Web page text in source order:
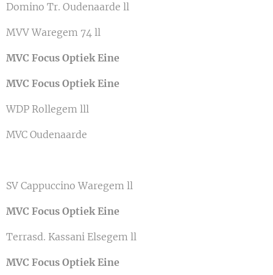
Domino Tr. Oudenaarde ll
MVV Waregem 74 ll
MVC Focus Optiek Eine
MVC Focus Optiek Eine
WDP Rollegem lll
MVC Oudenaarde
SV Cappuccino Waregem ll
MVC Focus Optiek Eine
Terrasd. Kassani Elsegem ll
MVC Focus Optiek Eine